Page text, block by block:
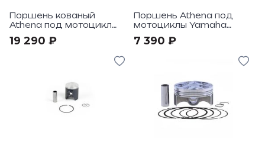
Поршень кованый
Athena под мотоцикл
19 290 ₽
Поршень Athena под
мотоциклы Yamaha
7 390 ₽